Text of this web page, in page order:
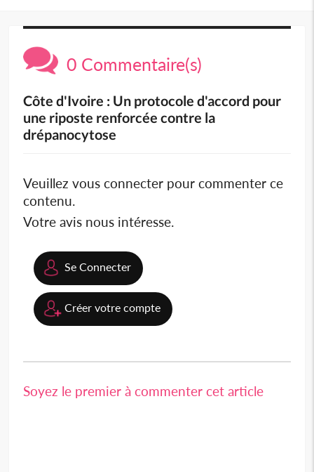
0 Commentaire(s)
Côte d'Ivoire : Un protocole d'accord pour
une riposte renforcée contre la
drépanocytose
Veuillez vous connecter pour commenter ce
contenu.
Votre avis nous intéresse.
Se Connecter
Créer votre compte
Soyez le premier à commenter cet article